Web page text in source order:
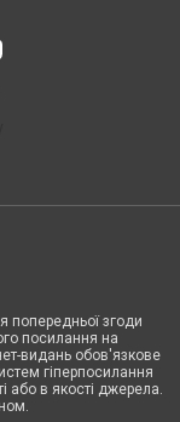
попередньої згоди
посилання на
видань обов'язкове
гіперпосилання
або в якості джерела.